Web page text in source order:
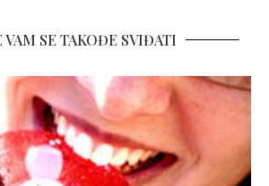
VAM SE TAKOĐE SVIĐATI